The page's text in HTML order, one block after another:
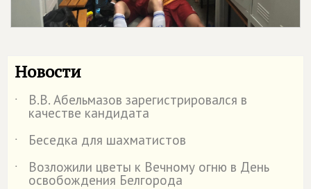
Новости
˙ В.В. Абельмазов зарегистрировался в
качестве кандидата
˙
Беседка для шахматистов
˙
Возложили цветы к Вечному огню в День
освобождения Белгорода